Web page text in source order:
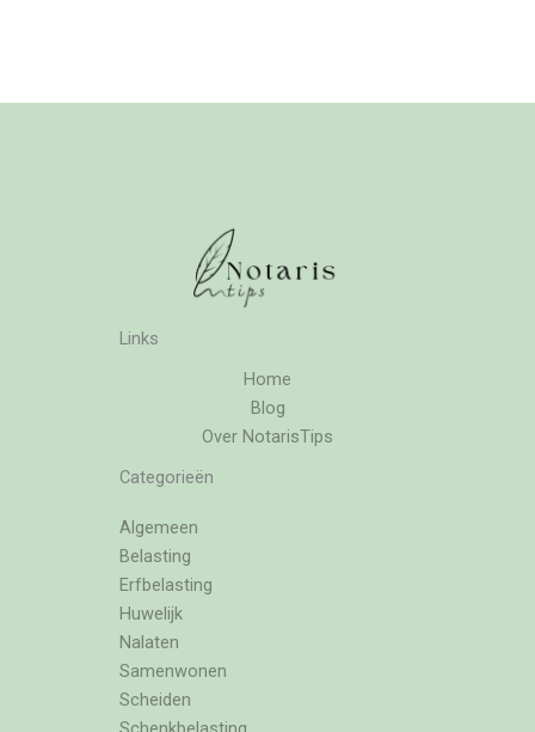
Links
Home
Blog
Over NotarisTips
Categorieën
Algemeen
Belasting
Erfbelasting
Huwelijk
Nalaten
Samenwonen
Scheiden